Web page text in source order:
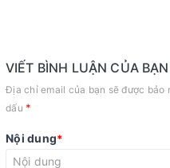
VIẾT BÌNH LUẬN CỦA BẠN
Địa chỉ email của bạn sẽ được bảo
dấu *
Nội dung*